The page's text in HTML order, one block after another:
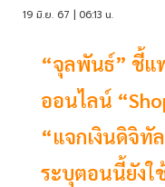
19 มิ.ย. 67 | 06:13 น.
“จุลพันธ์” ชี้แ
ออนไลน์
“แจกเงินดิจิทั
ระบุตอนนี้ยังใ